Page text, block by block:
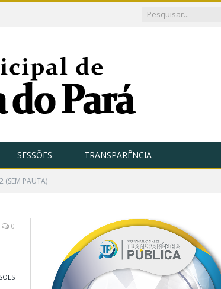
SESSÕES TRANSPARÊNCIA
(SEM PAUTA)
0